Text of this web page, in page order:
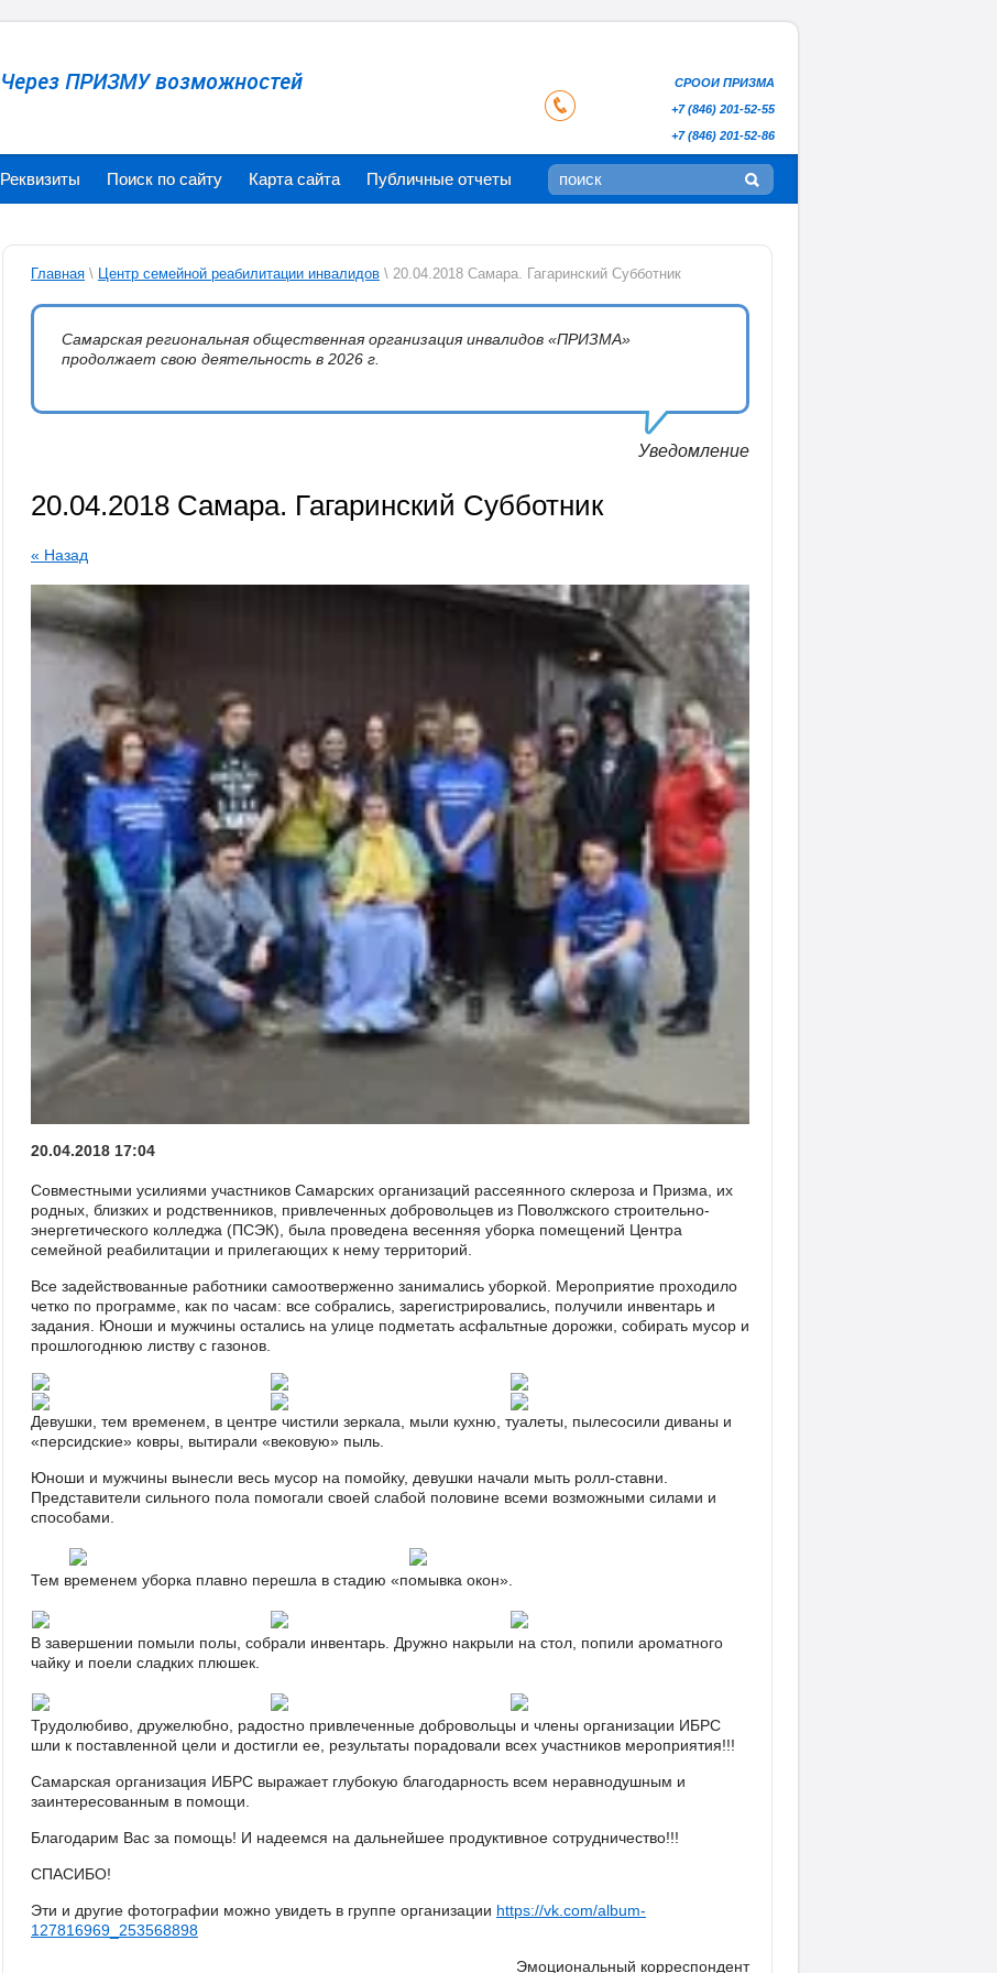
Через ПРИЗМУ возможностей
СРООИ ПРИЗМА
+7 (846) 201-52-55
+7 (846) 201-52-86
Реквизиты Поиск по сайту Карта сайта Публичные отчеты
Главная \ Центр семейной реабилитации инвалидов \ 20.04.2018 Самара. Гагаринский Субботник
Самарская региональная общественная организация инвалидов «ПРИЗМА»
продолжает свою деятельность в 2026 г.
Уведомление
20.04.2018 Самара. Гагаринский Субботник
« Назад
20.04.2018 17:04
Совместными усилиями участников Самарских организаций рассеянного склероза и Призма, их
родных, близких и родственников, привлеченных добровольцев из Поволжского строительно-
энергетического колледжа (ПСЭК), была проведена весенняя уборка помещений Центра
семейной реабилитации и прилегающих к нему территорий.
Все задействованные работники самоотверженно занимались уборкой. Мероприятие проходило
четко по программе, как по часам: все собрались, зарегистрировались, получили инвентарь и
задания. Юноши и мужчины остались на улице подметать асфальтные дорожки, собирать мусор и
прошлогоднюю листву с газонов.
Девушки, тем временем, в центре чистили зеркала, мыли кухню, туалеты, пылесосили диваны и
«персидские» ковры, вытирали «вековую» пыль.
Юноши и мужчины вынесли весь мусор на помойку, девушки начали мыть ролл-ставни.
Представители сильного пола помогали своей слабой половине всеми возможными силами и
способами.
Тем временем уборка плавно перешла в стадию «помывка окон».
В завершении помыли полы, собрали инвентарь. Дружно накрыли на стол, попили ароматного
чайку и поели сладких плюшек.
Трудолюбиво, дружелюбно, радостно привлеченные добровольцы и члены организации ИБРС
шли к поставленной цели и достигли ее, результаты порадовали всех участников мероприятия!!!
Самарская организация ИБРС выражает глубокую благодарность всем неравнодушным и
заинтересованным в помощи.
Благодарим Вас за помощь! И надеемся на дальнейшее продуктивное сотрудничество!!!
СПАСИБО!
Эти и другие фотографии можно увидеть в группе организации https://vk.com/album-
127816969_253568898
Эмоциональный корреспондент